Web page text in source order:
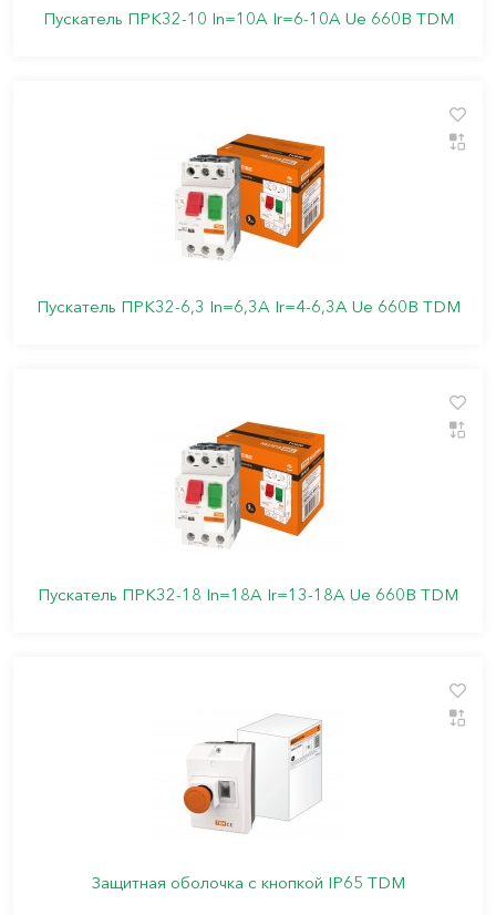
Пускатель ПРК32-10 In=10A Ir=6-10A Ue 660В TDM
Пускатель ПРК32-6,3 In=6,3A Ir=4-6,3А Ue 660В TDM
Пускатель ПРК32-18 In=18A Ir=13-18A Ue 660В TDM
Защитная оболочка с кнопкой IP65 TDM